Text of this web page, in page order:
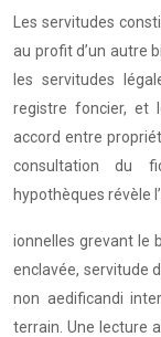
Les servitudes
au profit d’un autre
les servitudes
registre foncier, et
accord entre
consultation du
hypothèques révèle
ionnelles grevant le
enclavée, servitude
non aedificandi
terrain. Une lecture